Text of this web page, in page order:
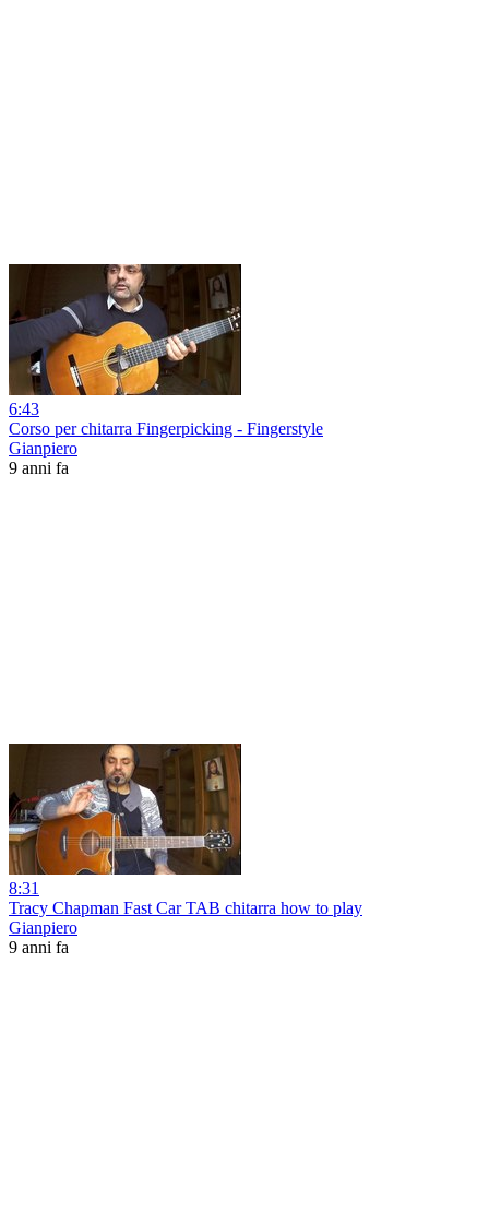
6:43
Corso per chitarra Fingerpicking - Fingerstyle
Gianpiero
9 anni fa
8:31
Tracy Chapman Fast Car TAB chitarra how to play
Gianpiero
9 anni fa